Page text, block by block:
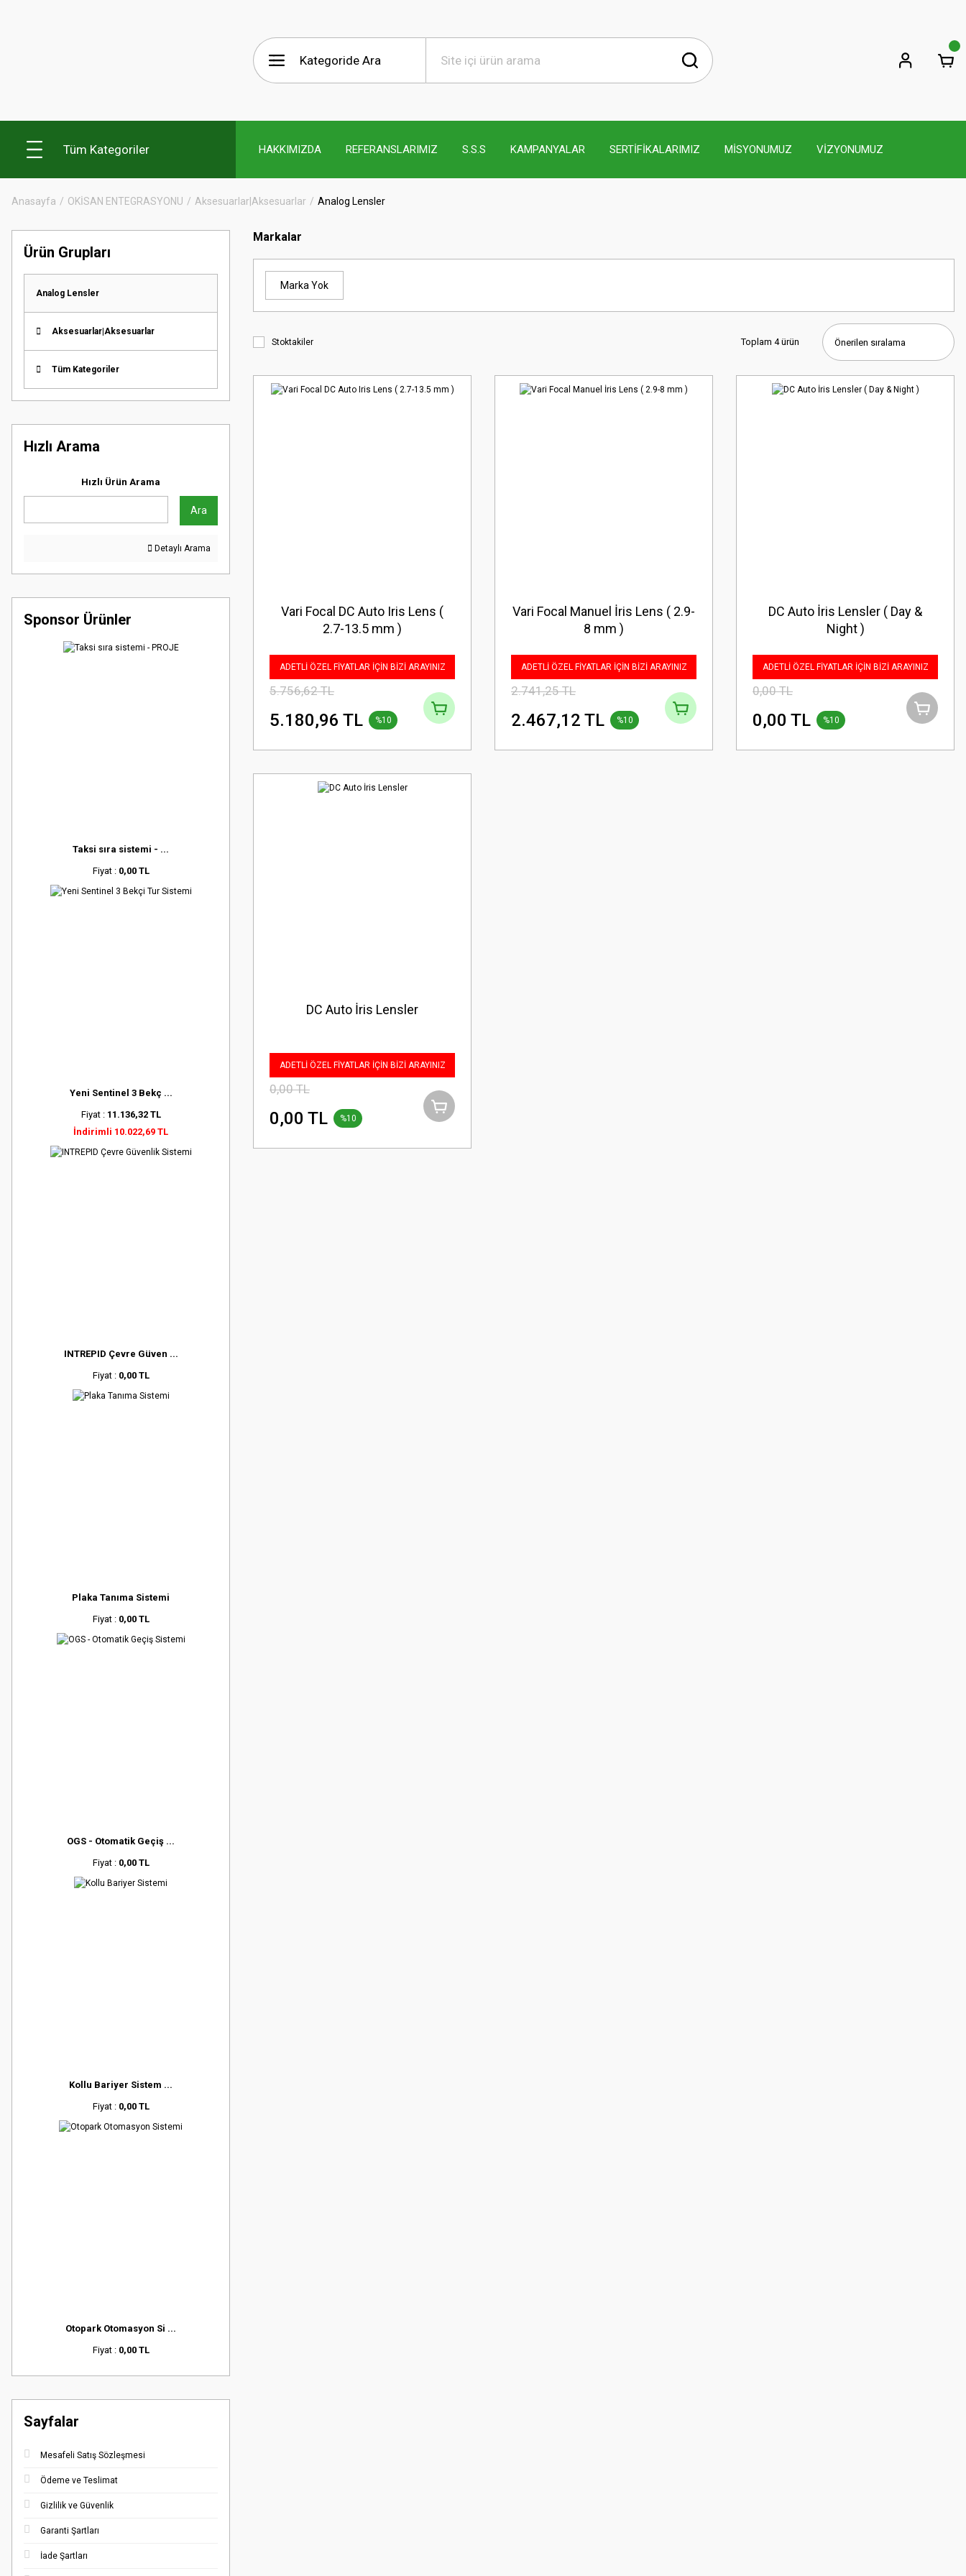
Tüm Kategoriler HAKKIMIZDA REFERANSLARIMIZ S.S.S KAMPANYALAR SERTİFİKALARIMIZ MİSYONUMUZ VİZYONUMUZ
Anasayfa OKİSAN ENTEGRASYONU Aksesuarlar|Aksesuarlar Analog Lensler
Ürün Grupları
Analog Lensler
Aksesuarlar|Aksesuarlar
Tüm Kategoriler
Hızlı Arama
Hızlı Ürün Arama
Ara
Detaylı Arama
Sponsor Ürünler
Taksi sıra sistemi - ...
Fiyat : 0,00 TL
Yeni Sentinel 3 Bekç ...
Fiyat : 11.136,32 TL
İndirimli 10.022,69 TL
INTREPID Çevre Güven ...
Fiyat : 0,00 TL
Plaka Tanıma Sistemi
Fiyat : 0,00 TL
OGS - Otomatik Geçiş ...
Fiyat : 0,00 TL
Kollu Bariyer Sistem ...
Fiyat : 0,00 TL
Otopark Otomasyon Si ...
Fiyat : 0,00 TL
Sayfalar
Mesafeli Satış Sözleşmesi
Ödeme ve Teslimat
Gizlilik ve Güvenlik
Garanti Şartları
İade Şartları
Markalar
Marka Yok
Stoktakiler Toplam 4 ürün
Vari Focal DC Auto Iris Lens (
2.7-13.5 mm )
ADETLİ ÖZEL FİYATLAR İÇİN BİZİ ARAYINIZ
5.756,62 TL
5.180,96 TL %10
Vari Focal Manuel İris Lens ( 2.9-
8 mm )
ADETLİ ÖZEL FİYATLAR İÇİN BİZİ ARAYINIZ
2.741,25 TL
2.467,12 TL %10
DC Auto İris Lensler ( Day &
Night )
ADETLİ ÖZEL FİYATLAR İÇİN BİZİ ARAYINIZ
0,00 TL
0,00 TL %10
DC Auto İris Lensler
ADETLİ ÖZEL FİYATLAR İÇİN BİZİ ARAYINIZ
0,00 TL
0,00 TL %10